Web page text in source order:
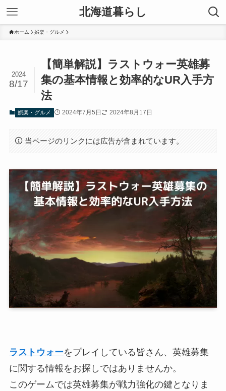
北海道暮らし
ホーム 娯楽・グルメ
【簡単解説】ラストウォー英雄募
集の基本情報と効率的なUR入手方
法
2024
8/17
娯楽・グルメ 2024年7月5日 2024年8月17日
当ページのリンクには広告が含まれています。
ラストウォーをプレイしている皆さん、英雄募集
に関する情報をお探しではありませんか。
このゲームでは英雄募集が戦力強化の鍵となりま